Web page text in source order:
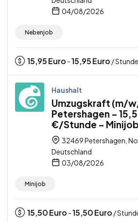
04/08/2026
Nebenjob
15,95Euro -15,95Euro / Stunde
Haushalt
Umzugskraft (m/
Petershagen –
€/Stunde – Minijob
32469 Petershagen,
Deutschland
03/08/2026
Minijob
15,50Euro -15,50Euro /